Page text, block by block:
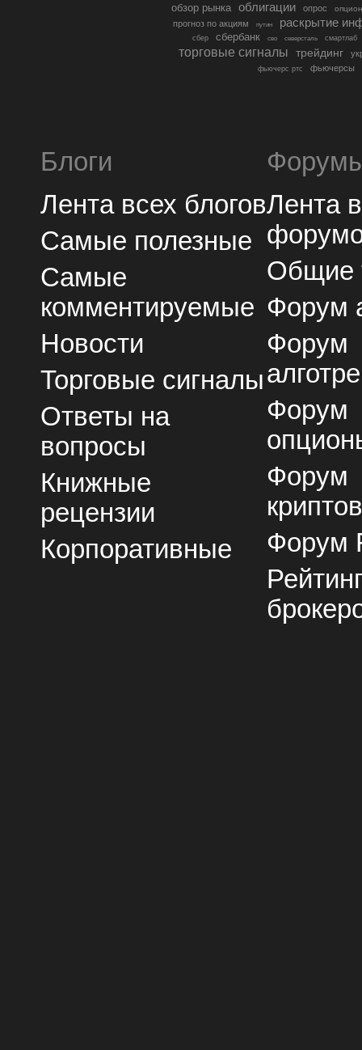
обзор рынка облигации опрос
прогноз по акциям путин раскрытие
сбер сбербанк сво северсталь смартлаб
торговые сигналы трейдинг
фьючерс ртс фьючерсы
Блоги
Лента всех блогов
Самые полезные
Самые
комментируемые
Новости
Торговые сигналы
Ответы на
вопросы
Книжные
рецензии
Корпоративные
Лента
Общие
Форум
Форум
Форум
Форум
Форум